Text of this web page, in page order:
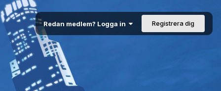
Redan medlem? Logga in Registrera dig